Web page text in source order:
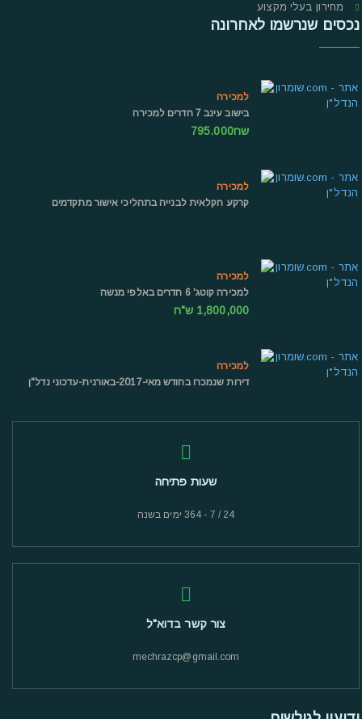
מחירון בעלי מקצוע
נכסים שנרשמו לאחרונה
למכירה
בישוב עינב 7 חדרים למכירה
שח795.000
למכירה
קרקע חקלאית לבנייה בתהליכי אישור מתקדמים
למכירה
למכירה קוטג' 6 חדרים באלפי מנשה
1,800,000 ש"ח
למכירה
דירות שנמכרו בחודש מאי-2017-באורנית-עדכוני נדל"ן
שעות פתיחה
24 / 7 - 364 ימים בשנה
צור קשר בדוא"ל
mechrazcp@gmail.com